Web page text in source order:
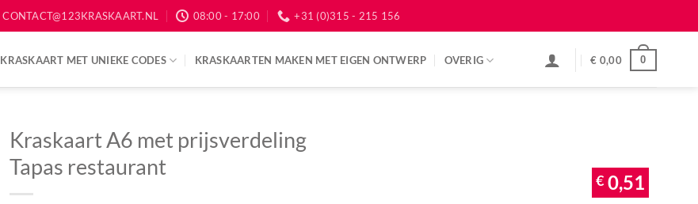
CONTACT@123KRASKAART.NL 08:00 - 17:00 +31 (0)315 - 215 156
KRASKAART MET UNIEKE CODES KRASKAARTEN MAKEN MET EIGEN ONTWERP OVERIG € 0,00 0
Kraskaart A6 met prijsverdeling
Tapas restaurant
€0,51